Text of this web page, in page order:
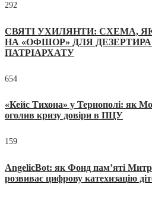
292
СВЯТІ УХИЛЯНТИ: СХЕМА,
НА «ОФШОР» ДЛЯ
ПАТРІАРХАТУ
654
«Кейс Тихона» у Тернополі: як
оголив кризу довіри в ПЦУ
159
AngelicBot: як Фонд пам’яті
розвиває цифрову катехизацію